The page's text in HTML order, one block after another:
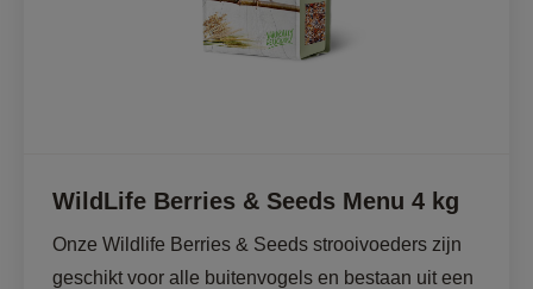
WildLife Berries & Seeds Menu 4 kg
Onze Wildlife Berries & Seeds strooivoeders zijn
geschikt voor alle buitenvogels en bestaan uit een